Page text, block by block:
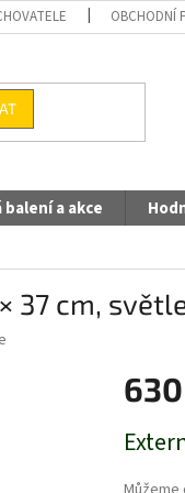
OBCHODNÍ
balení a akce
37 cm,
cena: